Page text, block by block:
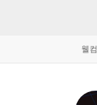
웰컴